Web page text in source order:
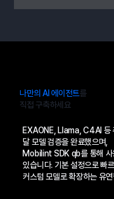
나만의 AI 에이전트를
직접 구축하세요
EXAONE, Llama, C4AI 등
달 모델 검증을 완료했으며,
Mobilint SDK qb를 통해 사
있습니다. 기본 설정으로 빠
커스텀 모델로 확장하는 유